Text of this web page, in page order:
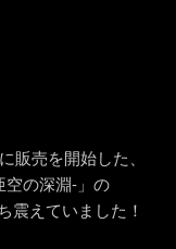
販売を開始した、
空の深淵-」の
震えていました！